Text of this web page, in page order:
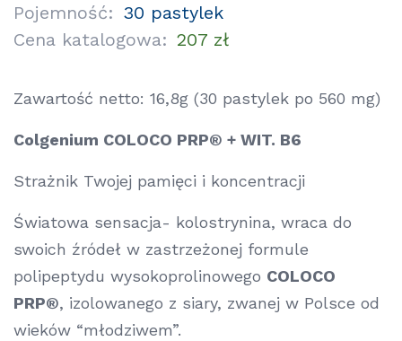
Pojemność: 30 pastylek
Cena katalogowa: 207 zł
Zawartość netto: 16,8g (30 pastylek po 560 mg)
Colgenium COLOCO PRP® + WIT. B6
Strażnik Twojej pamięci i koncentracji
Światowa sensacja- kolostrynina, wraca do
swoich źródeł w zastrzeżonej formule
polipeptydu wysokoprolinowego COLOCO
PRP®, izolowanego z siary, zwanej w Polsce od
wieków “młodziwem”.